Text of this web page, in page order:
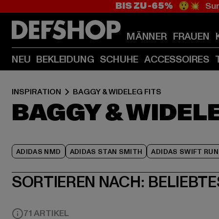
BIS ZU -65% 😲💥
MÄNNER FRAUEN
NEU BEKLEIDUNG SCHUHE ACCESSOIRES
INSPIRATION BAGGY & WIDELEG FITS
BAGGY &
ADIDAS NMD ADIDAS STAN SMITH ADIDAS SWIFT RUN
SORTIEREN NACH:
71 ARTIKEL